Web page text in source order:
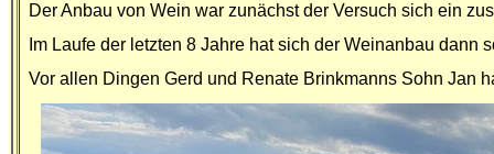
Der Anbau von Wein war zunächst der Versuch sich ein
Im Laufe der letzten 8 Jahre hat sich der Weinanbau
Vor allen Dingen Gerd und Renate Brinkmanns Sohn Jan